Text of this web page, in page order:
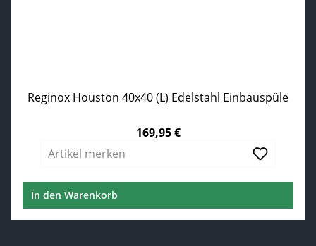
Reginox Houston 40x40 (L) Edelstahl Einbauspüle
169,95 €
Artikel merken
In den Warenkorb